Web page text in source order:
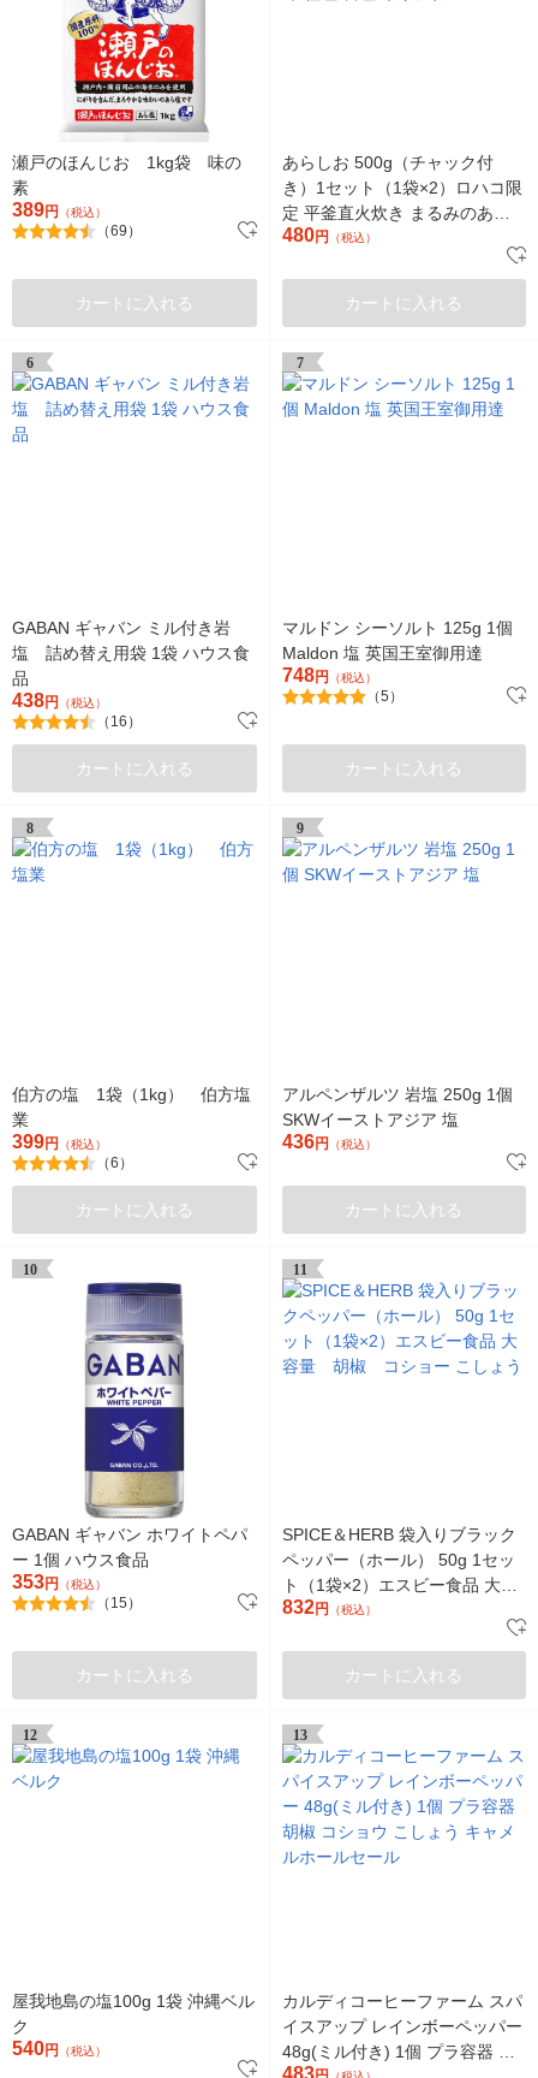
瀬戸のほんじお 1kg袋 味の
素
389円 （税込）
（69）
カートに入れる
あらしお 500g（チャック付
き）1セット（1袋×2）ロハコ限
定 平釜直火炊き まるみのある
味 粗塩 食塩 オリジナル
480円 （税込）
カートに入れる
6
GABAN ギャバン ミル付き岩
塩 詰め替え用袋 1袋 ハウス食
品
438円 （税込）
（16）
カートに入れる
7
マルドン シーソルト 125g 1個
Maldon 塩 英国王室御用達
748円 （税込）
（5）
カートに入れる
8
伯方の塩 1袋（1kg） 伯方塩
業
399円 （税込）
（6）
カートに入れる
9
アルペンザルツ 岩塩 250g 1個
SKWイーストアジア 塩
436円 （税込）
カートに入れる
10
GABAN ギャバン ホワイトペパ
ー 1個 ハウス食品
353円 （税込）
（15）
カートに入れる
11
SPICE＆HERB 袋入りブラック
ペッパー（ホール） 50g 1セッ
ト（1袋×2）エスビー食品 大容
量 胡椒 コショー こしょう
832円 （税込）
カートに入れる
12
屋我地島の塩100g 1袋 沖縄ベル
ク
540円 （税込）
13
カルディコーヒーファーム スパ
イスアップ レインボーペッパー
48g(ミル付き) 1個 プラ容器 胡
483